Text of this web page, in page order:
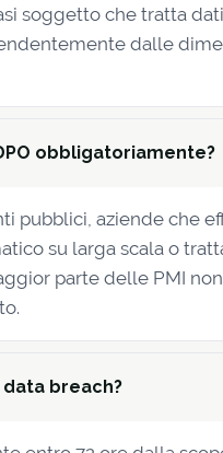
soggetto che tratta
dalle
obbligatoriamente?
pubblici, aziende che
su larga scala o
parte delle PMI
breach?